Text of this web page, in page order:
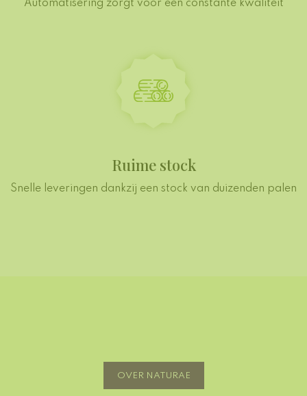
Automatisering zorgt voor een constante kwaliteit
Ruime stock
Snelle leveringen dankzij een stock van duizenden palen
OVER NATURAE